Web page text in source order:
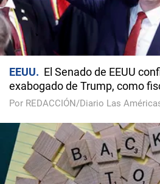
EEUU
El Senado de EEUU
exabogado de Trump, como
Por REDACCIÓN/Diario Las